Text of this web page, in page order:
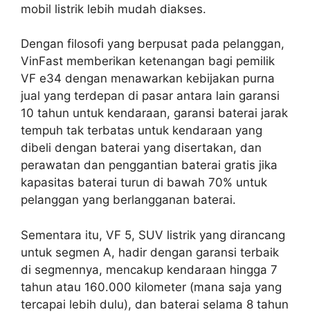
mobil listrik lebih mudah diakses.
Dengan filosofi yang berpusat pada pelanggan,
VinFast memberikan ketenangan bagi pemilik
VF e34 dengan menawarkan kebijakan purna
jual yang terdepan di pasar antara lain garansi
10 tahun untuk kendaraan, garansi baterai jarak
tempuh tak terbatas untuk kendaraan yang
dibeli dengan baterai yang disertakan, dan
perawatan dan penggantian baterai gratis jika
kapasitas baterai turun di bawah 70% untuk
pelanggan yang berlangganan baterai.
Sementara itu, VF 5, SUV listrik yang dirancang
untuk segmen A, hadir dengan garansi terbaik
di segmennya, mencakup kendaraan hingga 7
tahun atau 160.000 kilometer (mana saja yang
tercapai lebih dulu), dan baterai selama 8 tahun